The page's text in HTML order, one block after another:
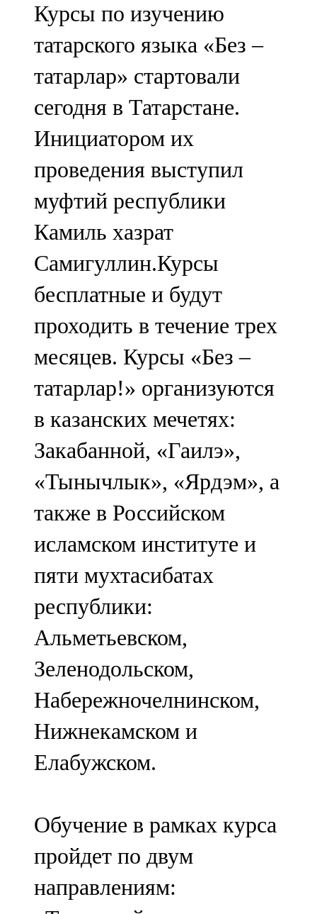
Минзәлә
107,3 FM
Мөслим
100,0 FM
Нурлат
104,7 FM
Олы Әтнә
71,42 FM
Сарман
107,8 FM
Теләче
106,1 FM
Түбән Кама
102,6 FM
Чирмешән
107,7 FM
Чистай
103,0 FM
Чүпрәле
91,0 FM
Шәмәрдән
102,3 FM
Яңа чишмә
107,0 FM
Яр Чаллы
Курсы по изучению
татарского языка «Без –
татарлар» стартовали
сегодня в Татарстане.
Инициатором их
проведения выступил
муфтий республики
Камиль хазрат
Самигуллин.Курсы
бесплатные и будут
проходить в течение трех
месяцев. Курсы «Без –
татарлар!» организуются
в казанских мечетях:
Закабанной, «Гаилэ»,
«Тынычлык», «Ярдэм», а
также в Российском
исламском институте и
пяти мухтасибатах
республики:
Альметьевском,
Зеленодольском,
Набережночелнинском,
Нижнекамском и
Елабужском.
Обучение в рамках курса
пройдет по двум
направлениям: